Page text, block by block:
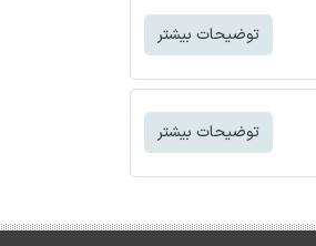
توضیحات بیشتر
توضیحات بیشتر